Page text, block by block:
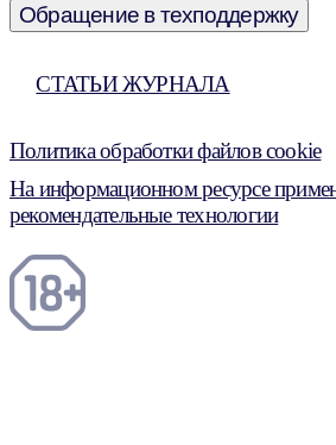
Обращение в техподдержку
СТАТЬИ ЖУРНАЛА
Политика обработки файлов cookie
На информационном ресурсе
рекомендательные технологии